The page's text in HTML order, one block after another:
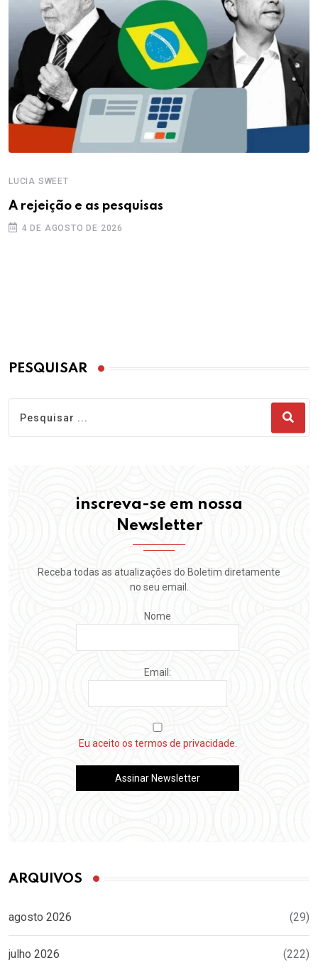
LUCIA SWEET
A rejeição e as pesquisas
4 DE AGOSTO DE 2026
PESQUISAR
inscreva-se em nossa
Newsletter
Receba todas as atualizações do Boletim diretamente
no seu email.
Nome
Email:
Eu aceito os termos de privacidade.
ARQUIVOS
agosto 2026 (29)
julho 2026 (222)